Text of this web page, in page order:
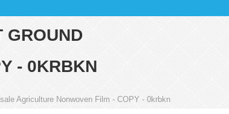
GROUND
- 0KRBKN
Agriculture Nonwoven Film - COPY - 0krbkn